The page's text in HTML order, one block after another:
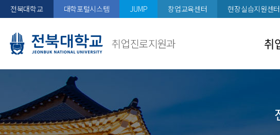
전북대학교 대학포털시스템 JUMP 창업교육센터 현장실습지원센터
취업진로지원과 취
부서
이